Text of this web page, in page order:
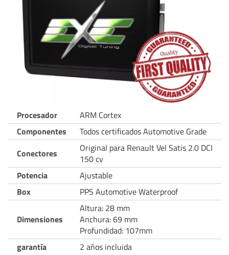
Procesador
ARM Cortex
Componentes
Todos certificados Automotive Grade
Conectores
Original para Renault Vel Satis 2.0 DCI
150 cv
Potencia
Ajustable
Box
PPS Automotive Waterproof
Dimensiones
Altura: 28 mm
Anchura: 69 mm
Profundidad: 107mm
garantía
2 años incluida